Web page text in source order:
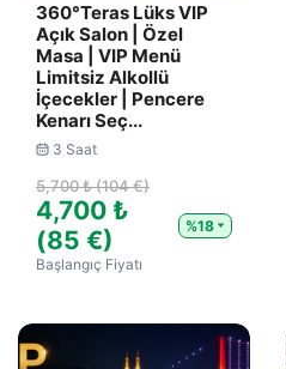
360°Teras Lüks VIP
Açık Salon | Özel
Masa | VIP Menü
Limitsiz Alkollü
İçecekler | Pencere
Kenarı Seç...
3 Saat
5,700 ₺ (104 €)
4,700 ₺
(85 €)
%18
Başlangıç Fiyatı